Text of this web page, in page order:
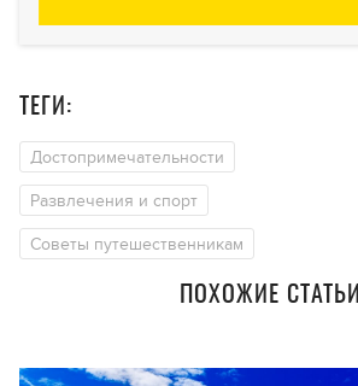
ТЕГИ:
Достопримечательности
Развлечения и спорт
Советы путешественникам
ПОХОЖИЕ СТАТЬИ